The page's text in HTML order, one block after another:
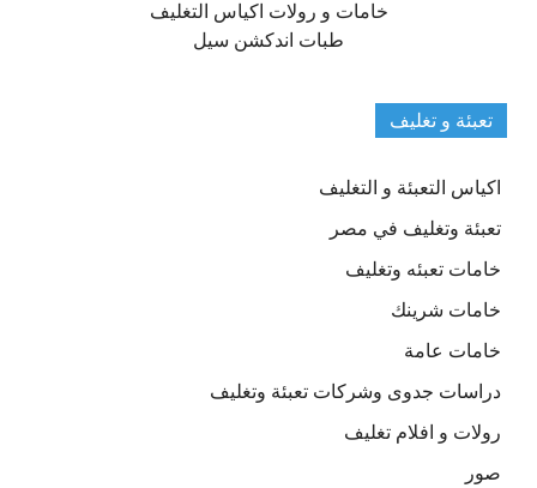
خامات و رولات اكياس التغليف
طبات اندكشن سيل
تعبئة و تغليف
اكياس التعبئة و التغليف
تعبئة وتغليف في مصر
خامات تعبئه وتغليف
خامات شرينك
خامات عامة
دراسات جدوى وشركات تعبئة وتغليف
رولات و افلام تغليف
صور